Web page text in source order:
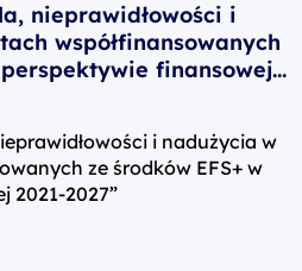
nieprawidłowości i
współfinansowanych
finansowej
portalu
i nadużycia w
ze środków EFS+ w
2021-2027”